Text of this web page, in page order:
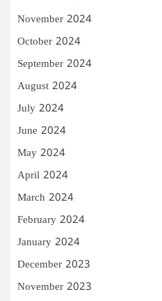
November 2024
October 2024
September 2024
August 2024
July 2024
June 2024
May 2024
April 2024
March 2024
February 2024
January 2024
December 2023
November 2023